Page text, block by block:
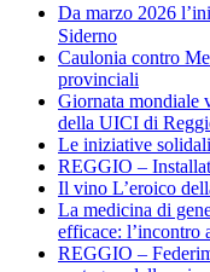
Da marzo 2026
Siderno
Caulonia contro
provinciali
Giornata mondiale
della UICI di
Le iniziative
REGGIO –
Il vino L’eroico
La medicina di
efficace: l’incontro
REGGIO –